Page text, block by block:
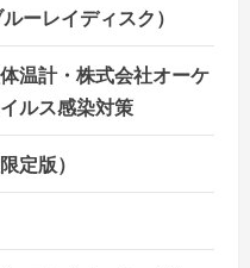
ーレイディスク）
温計・株式会社オーケ
ルス感染対策
定版）